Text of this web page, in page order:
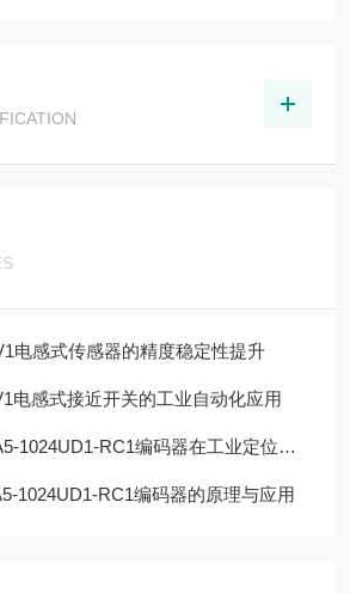
电感式传感器的精度稳定性提升
电感式接近开关的工业自动化应用
RC1编码器在工业定位中的应用
1024UD1-RC1编码器的原理与应用